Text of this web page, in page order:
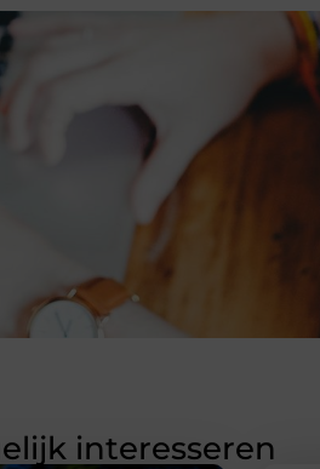
interesseren